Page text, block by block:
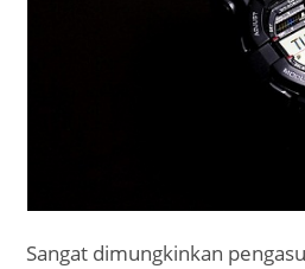
Sangat dimungkinkan